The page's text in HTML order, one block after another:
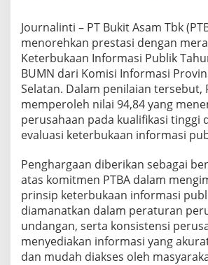
P
r
e
t
a
s
i
,
P
B
A
R
a
i
h
A
n
Journalinti – PT Bukit Asam Tbk
menorehkan prestasi dengan
Keterbukaan Informasi Publik
BUMN dari Komisi Informasi
Selatan. Dalam penilaian tersebut,
memperoleh nilai 94,84 yang
perusahaan pada kualifikasi tinggi
evaluasi keterbukaan informasi
Penghargaan diberikan sebagai
atas komitmen PTBA dalam
prinsip keterbukaan informasi
diamanatkan dalam peraturan
undangan, serta konsistensi
menyediakan informasi yang
dan mudah diakses oleh